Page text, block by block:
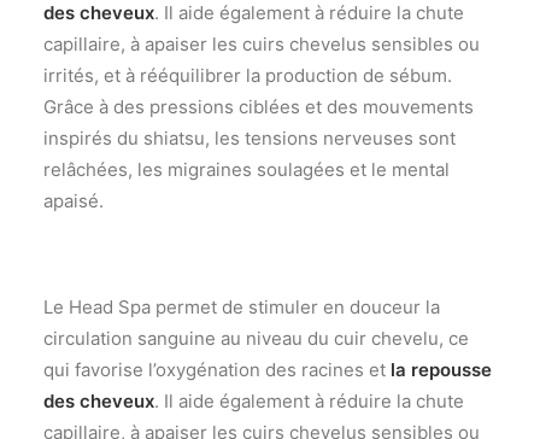
des cheveux. Il aide également à réduire la chute
capillaire, à apaiser les cuirs chevelus sensibles ou
irrités, et à rééquilibrer la production de sébum.
Grâce à des pressions ciblées et des mouvements
inspirés du shiatsu, les tensions nerveuses sont
relâchées, les migraines soulagées et le mental
apaisé.
Le Head Spa permet de stimuler en douceur la
circulation sanguine au niveau du cuir chevelu, ce
qui favorise l’oxygénation des racines et la repousse
des cheveux. Il aide également à réduire la chute
capillaire, à apaiser les cuirs chevelus sensibles ou